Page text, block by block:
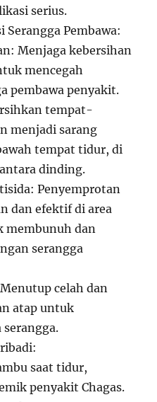
serius.
Pembawa:
Menjaga kebersihan
mencegah
pembawa penyakit.
tempat-
menjadi sarang
tempat tidur, di
dinding.
Penyemprotan
dan efektif di area
membunuh dan
serangga
celah dan
atap untuk
serangga.
saat tidur,
penyakit Chagas.